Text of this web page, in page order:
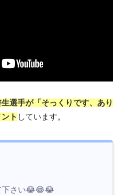
選手が「そっくりです、あり
ト しています。
下さい😂😂😂